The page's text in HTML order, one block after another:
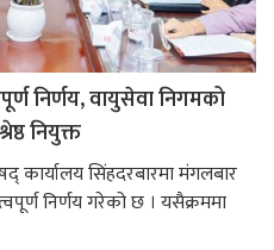
निर्णय, वायुसेवा निगमको
नियुक्त
कार्यालय सिंहदरबारमा मंगलबार
निर्णय गरेको छ । यसैक्रममा